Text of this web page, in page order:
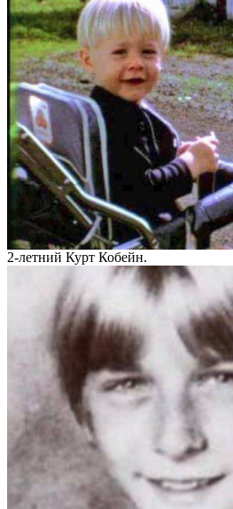
2-летний Курт Кобейн.